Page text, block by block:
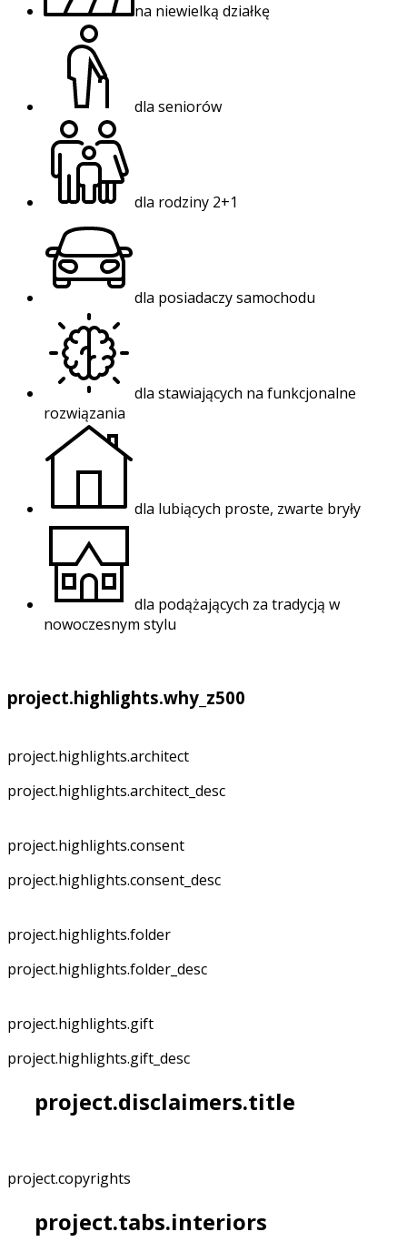
na niewielką działkę
dla seniorów
dla rodziny 2+1
dla posiadaczy samochodu
dla stawiających na funkcjonalne
rozwiązania
dla lubiących proste, zwarte bryły
dla podążających za tradycją w
nowoczesnym stylu
project.highlights.why_z500
project.highlights.architect
project.highlights.architect_desc
project.highlights.consent
project.highlights.consent_desc
project.highlights.folder
project.highlights.folder_desc
project.highlights.gift
project.highlights.gift_desc
project.disclaimers.title
project.copyrights
project.tabs.interiors